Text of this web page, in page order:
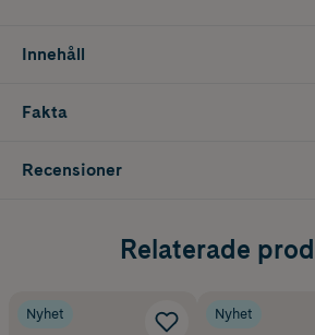
Innehåll
Fakta
Recensioner
Relaterade
Nyhet Nyhet